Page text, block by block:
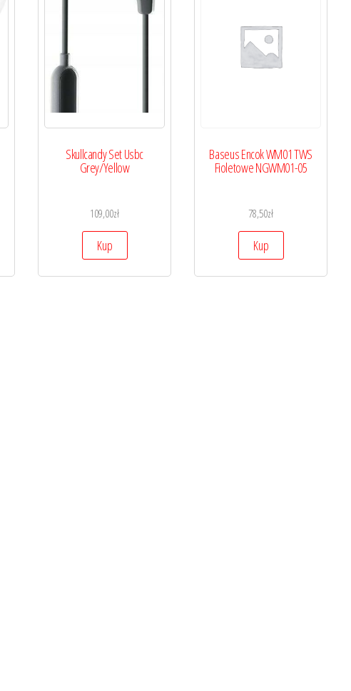
Skullcandy Set Usbc
Grey/Yellow
109,00zł
Kup
Baseus Encok WM01 TWS
Fioletowe NGWM01-05
78,50zł
Kup